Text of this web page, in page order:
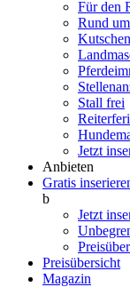
Für den
Rund
Stall frei
Jetzt
Anbieten
Gratis
b
Jetzt
Preisübersicht
Magazin